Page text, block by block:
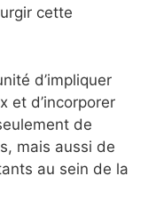
cette
d’impliquer
et d’incorporer
de
mais aussi de
au sein de la